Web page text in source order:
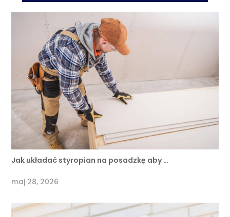
Jak układać styropian na posadzkę aby …
maj 28, 2026